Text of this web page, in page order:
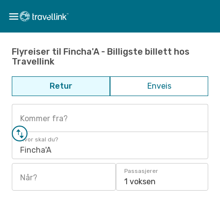
Flyreiser til Fincha'A - Billigste billett hos
Travellink
Retur Enveis
Kommer fra?
Hvor skal du?
Fincha'A
Når?
Passasjerer
1 voksen